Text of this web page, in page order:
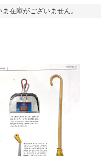
在庫がございません。